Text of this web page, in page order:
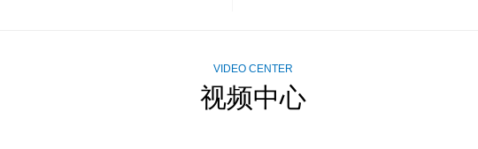
VIDEO CENTER
视频中心